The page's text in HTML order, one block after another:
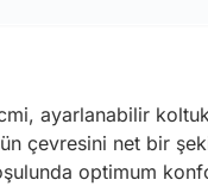
ayarlanabilir
çevresini net bir
optimum